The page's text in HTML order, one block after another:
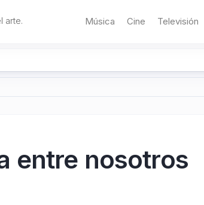
arte. Música Cine Televisión
entre nosotros